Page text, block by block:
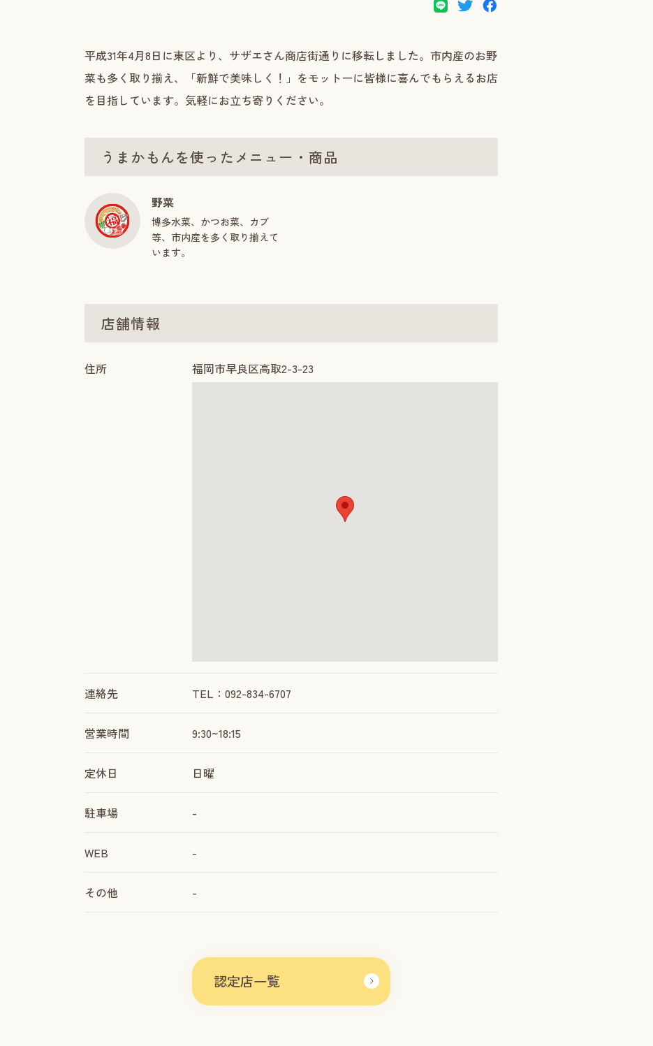
平成31年4月8日に東区より、サザエさん商店街通りに移転しました。市内産のお野
菜も多く取り揃え、「新鮮で美味しく！」をモットーに皆様に喜んでもらえるお店
を目指しています。気軽にお立ち寄りください。
うまかもんを使ったメニュー・商品
野菜
博多水菜、かつお菜、カブ
等、市内産を多く取り揃えて
います。
店舗情報
住所 福岡市早良区高取2-3-23
連絡先 TEL：092-834-6707
営業時間 9:30~18:15
定休日 日曜
駐車場 -
WEB -
その他 -
認定店一覧